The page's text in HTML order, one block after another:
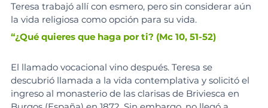
Teresa trabajó allí con esmero, pero sin considerar aún
la vida religiosa como opción para su vida.
“¿Qué quieres que haga por ti? (Mc 10, 51-52)
El llamado vocacional vino después. Teresa se
descubrió llamada a la vida contemplativa y solicitó el
ingreso al monasterio de las clarisas de Briviesca en